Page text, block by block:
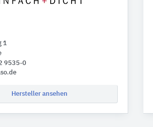
1
9535-0
Hersteller ansehen